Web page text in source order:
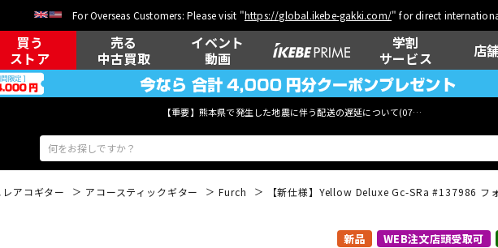
For Overseas Customers: Please visit "https://global.ikebe-gakki.com/" for direct
買う
ストア
売る
中古買取
イベント
動画
学割
サービス
店
【重要】熊本県で発生した地震に伴う配送の遅延について(07月29日
ウクレレ
アコギター アコースティックギター Furch 【新仕様】Yellow Deluxe Gc-SRa #137986 フ
新品 WEB注文店頭受取可